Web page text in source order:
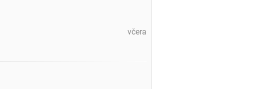
včera